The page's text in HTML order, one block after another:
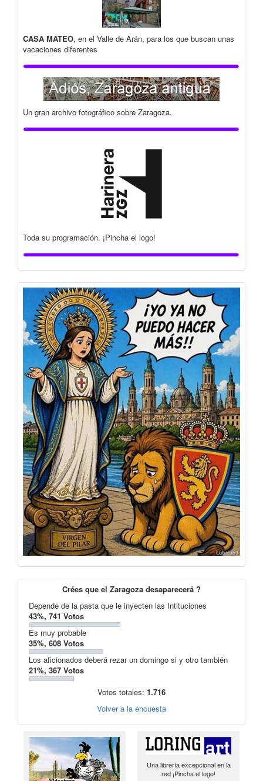
CASA MATEO, en el Valle de Arán, para los que buscan unas
vacaciones diferentes
Un gran archivo fotográfico sobre Zaragoza.
Toda su programación. ¡Pincha el logo!
Crées que el Zaragoza desaparecerá ?
Depende de la pasta que le inyecten las Intituciones
43%, 741 Votos
Es muy probable
35%, 608 Votos
Los aficionados deberá rezar un domingo si y otro también
21%, 367 Votos
Votos totales: 1.716
Volver a la encuesta
Una librería excepcional en la
red ¡Pincha el logo!